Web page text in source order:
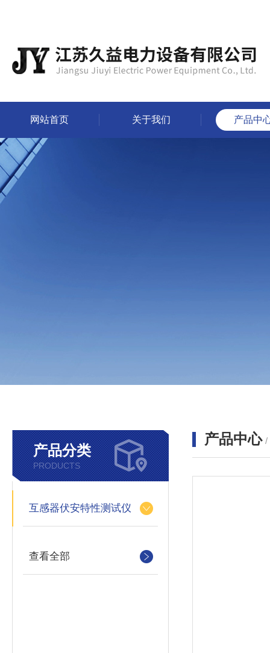
网站首页 关于我们 产品中
产品分类
PRODUCTS
互感器伏安特性测试仪
查看全部
产品中心 /